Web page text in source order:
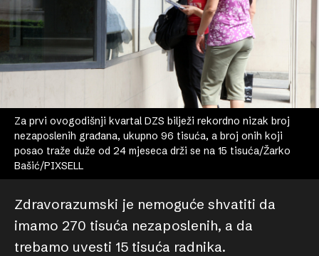
Za prvi ovogodišnji kvartal DZS bilježi rekordno nizak broj
nezaposlenih građana, ukupno 96 tisuća, a broj onih koji
posao traže duže od 24 mjeseca drži se na 15 tisuća/Žarko
Bašić/PIXSELL
Zdravorazumski je nemoguće shvatiti da
imamo 270 tisuća nezaposlenih, a da
trebamo uvesti 15 tisuća radnika.